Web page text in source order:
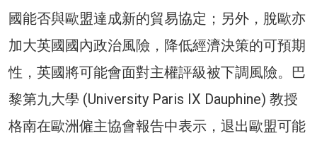
國能否與歐盟達成新的貿易協定；另外，脫歐亦
加大英國國內政治風險，降低經濟決策的可預期
性，英國將可能會面對主權評級被下調風險。巴
黎第九大學 (University Paris IX Dauphine) 教授
格南在歐洲僱主協會報告中表示，退出歐盟可能